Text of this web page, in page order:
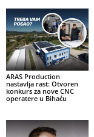
ARAS Production
nastavlja rast: Otvoren
konkurs za nove CNC
operatere u Bihaću